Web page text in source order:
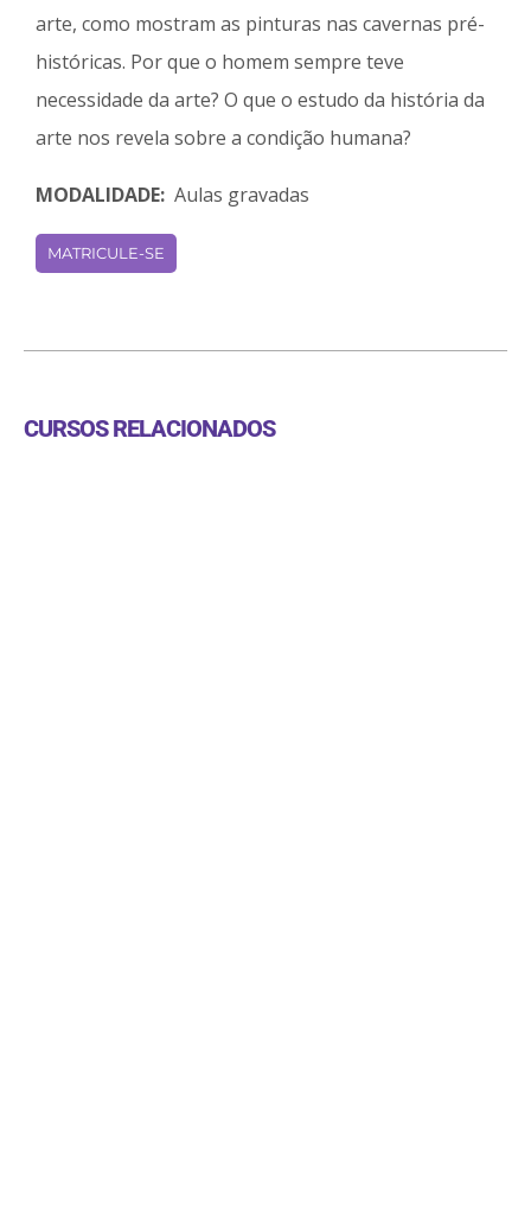
arte, como mostram as pinturas nas cavernas pré-
históricas. Por que o homem sempre teve
necessidade da arte? O que o estudo da história da
arte nos revela sobre a condição humana?
MODALIDADE: Aulas gravadas
MATRICULE-SE
CURSOS RELACIONADOS